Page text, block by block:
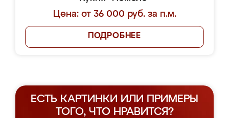
Цена: от 36 000 руб. за п.м.
ПОДРОБНЕЕ
ЕСТЬ КАРТИНКИ ИЛИ ПРИМЕРЫ
ТОГО, ЧТО НРАВИТСЯ?